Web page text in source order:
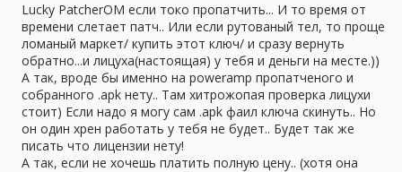
Lucky PatcherОМ если токо пропатчить... И то время от
времени слетает патч.. Или если рутованый тел, то проще
ломаный маркет/ купить этот ключ/ и сразу вернуть
обратно...и лицуха(настоящая) у тебя и деньги на месте.))
А так, вроде бы именно на poweramp пропатченого и
собранного .apk нету.. Там хитрожопая проверка лицухи
стоит) Если надо я могу сам .apk фаил ключа скинуть.. Но
он один хрен работать у тебя не будет.. Будет так же
писать что лицензии нету!
А так, если не хочешь платить полную цену.. (хотя она